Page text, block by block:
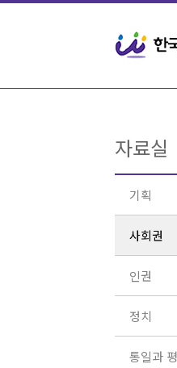
자료실
기획
사회권
인권
정치
통일과